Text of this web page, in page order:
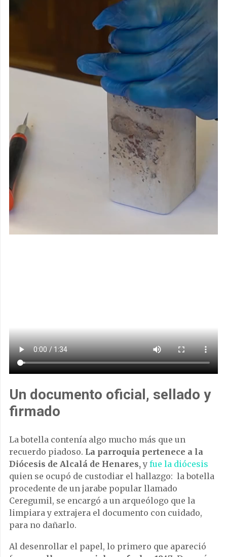
Un documento oficial, sellado y
firmado
La botella contenía algo mucho más que un
recuerdo piadoso. La parroquia pertenece a la
Diócesis de Alcalá de Henares, y fue la diócesis
quien se ocupó de custodiar el hallazgo: la botella
procedente de un jarabe popular llamado
Ceregumil, se encargó a un arqueólogo que la
limpiara y extrajera el documento con cuidado,
para no dañarlo.
Al desenrollar el papel, lo primero que apareció